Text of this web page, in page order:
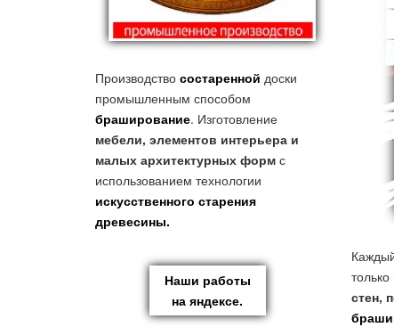
Производство состаренной доски
промышленным способом
браширование. Изготовление
мебели, элементов интерьера и
малых архитектурных форм с
использованием технологии
искусственного старения
древесины.
Наши работы
на яндексе.
стен,